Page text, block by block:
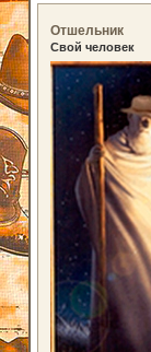
Отшельник
Свой человек